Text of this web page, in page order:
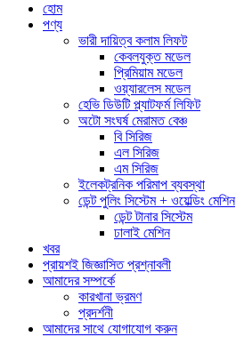
হোম
পণ্য
ভারী দায়িত্ব কলাম লিফট
কেবলযুক্ত মডেল
প্রিমিয়াম মডেল
ওয়্যারলেস মডেল
হেভি ডিউটি ​​প্ল্যাটফর্ম লিফিট
অটো সংঘর্ষ মেরামত বেঞ্চ
বি সিরিজ
এল সিরিজ
এম সিরিজ
ইলেকট্রনিক পরিমাপ ব্যবস্থা
ডেন্ট পুলিং সিস্টেম + ওয়েল্ডিং মেশিন
ডেন্ট টানার সিস্টেম
ঢালাই মেশিন
খবর
প্রায়শই জিজ্ঞাসিত প্রশ্নাবলী
আমাদের সম্পর্কে
কারখানা ভ্রমণ
প্রদর্শনী
আমাদের সাথে যোগাযোগ করুন